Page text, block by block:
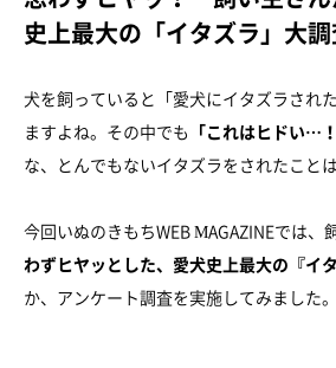
史上最大の「イタズラ」大
犬を飼っていると「愛犬にイタズラされ
ますよね。その中でも 「これはヒドい…！
な、とんでもないイタズラをされたこと
今回いぬのきもちWEB MAGAZINEでは、
わずヒヤッとした、愛犬史上最大の『イ
か、アンケート調査を実施してみました。